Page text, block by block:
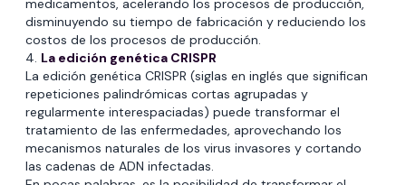
medicamentos, acelerando los procesos de producción,
disminuyendo su tiempo de fabricación y reduciendo los
costos de los procesos de producción.
4. La edición genética CRISPR
La edición genética CRISPR (siglas en inglés que significan
repeticiones palindrómicas cortas agrupadas y
regularmente interespaciadas) puede transformar el
tratamiento de las enfermedades, aprovechando los
mecanismos naturales de los virus invasores y cortando
las cadenas de ADN infectadas.